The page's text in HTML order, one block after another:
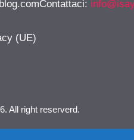
:
(UE)
All right reserverd.